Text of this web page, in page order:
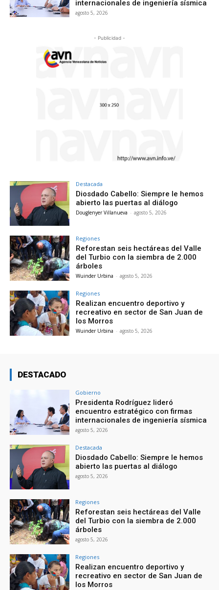
internacionales de ingeniería sísmica
agosto 5, 2026
- Publicidad -
Destacada
Diosdado Cabello: Siempre le hemos
abierto las puertas al diálogo
Douglenyer Villanueva - agosto 5, 2026
Regiones
Reforestan seis hectáreas del Valle
del Turbio con la siembra de 2.000
árboles
Wuinder Urbina - agosto 5, 2026
Regiones
Realizan encuentro deportivo y
recreativo en sector de San Juan de
los Morros
Wuinder Urbina - agosto 5, 2026
DESTACADO
Gobierno
Presidenta Rodríguez lideró
encuentro estratégico con firmas
internacionales de ingeniería sísmica
agosto 5, 2026
Destacada
Diosdado Cabello: Siempre le hemos
abierto las puertas al diálogo
agosto 5, 2026
Regiones
Reforestan seis hectáreas del Valle
del Turbio con la siembra de 2.000
árboles
agosto 5, 2026
Regiones
Realizan encuentro deportivo y
recreativo en sector de San Juan de
los Morros